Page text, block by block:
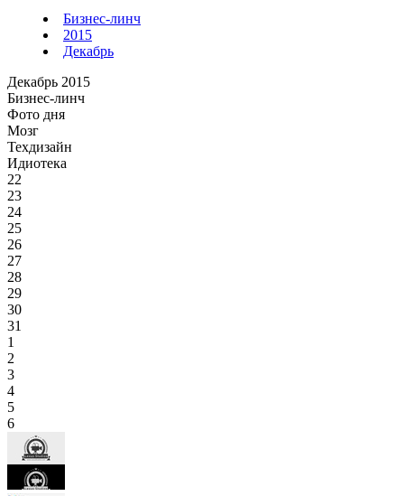
Бизнес-линч
2015
Декабрь
Декабрь 2015
Бизнес-линч
Фото дня
Мозг
Техдизайн
Идиотека
22
23
24
25
26
27
28
29
30
31
1
2
3
4
5
6